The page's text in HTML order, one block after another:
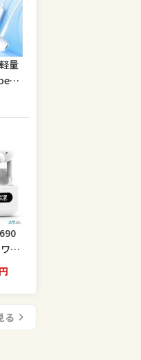
量
音
ス
イ
Bl
ゥ
円
る